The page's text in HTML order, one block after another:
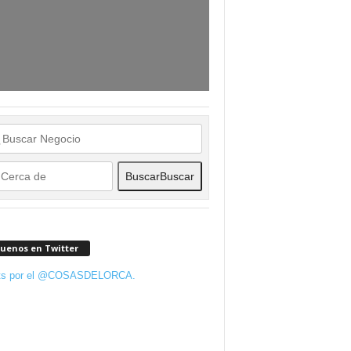
BuscarBuscar
en Twitter
por el @COSASDELORCA.